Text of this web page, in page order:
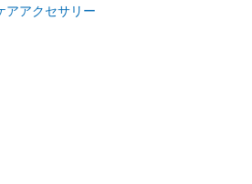
アアクセサリー